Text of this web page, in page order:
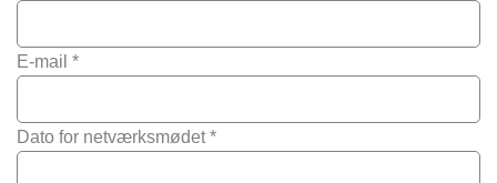
E-mail *
Dato for netværksmødet*